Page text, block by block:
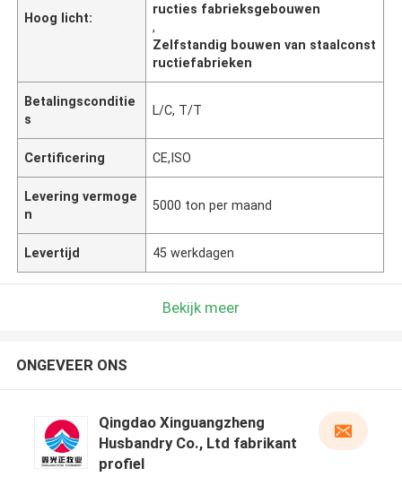
Hoog licht:
ructies fabrieksgebouwen
,
Zelfstandig bouwen van staalconst
ructiefabrieken
Betalingsconditie
s
L/C, T/T
Certificering CE,ISO
Levering vermoge
n
5000 ton per maand
Levertijd 45 werkdagen
Bekijk meer
ONGEVEER ONS
Qingdao Xinguangzheng
Husbandry Co., Ltd fabrikant
profiel